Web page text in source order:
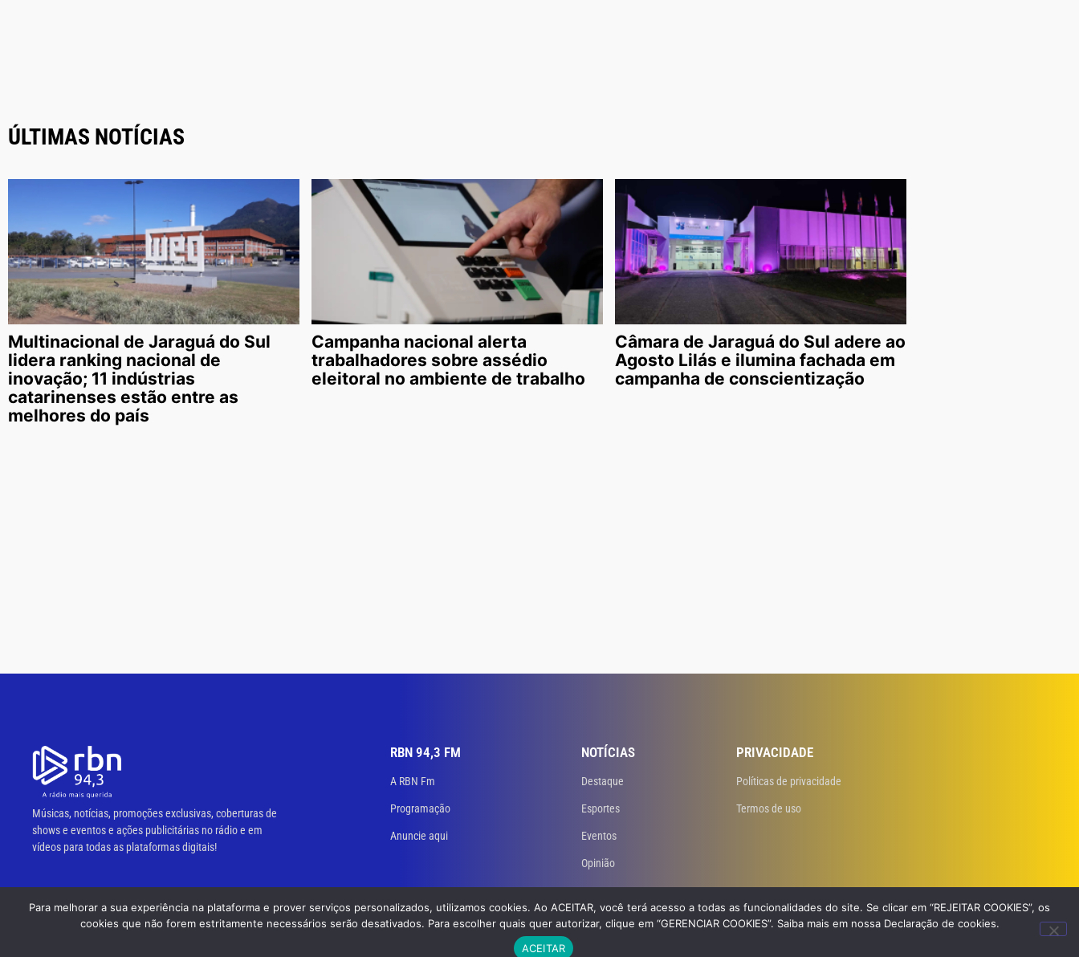
ÚLTIMAS NOTÍCIAS
Multinacional de Jaraguá do Sul
lidera ranking nacional de
inovação; 11 indústrias
catarinenses estão entre as
melhores do país
Campanha nacional alerta
trabalhadores sobre assédio
eleitoral no ambiente de trabalho
Câmara de Jaraguá do Sul adere ao
Agosto Lilás e ilumina fachada em
campanha de conscientização
Músicas, notícias, promoções exclusivas, coberturas de
shows e eventos e ações publicitárias no rádio e em
vídeos para todas as plataformas digitais!
RBN 94,3 FM
A RBN Fm
Programação
Anuncie aqui
NOTÍCIAS
Destaque
Esportes
Eventos
Opinião
PRIVACIDADE
Políticas de privacidade
Termos de uso
© 2023 RBN 94,3 FM. Todos os direitos reservados. Desenvolvido por GB Dev – Agência de Websites
Para melhorar a sua experiência na plataforma e prover serviços personalizados, utilizamos cookies. Ao ACEITAR, você terá acesso a todas as funcionalidades do site. Se clicar em “REJEITAR COOKIES”, os
cookies que não forem estritamente necessários serão desativados. Para escolher quais quer autorizar, clique em “GERENCIAR COOKIES”. Saiba mais em nossa Declaração de cookies.
ACEITAR